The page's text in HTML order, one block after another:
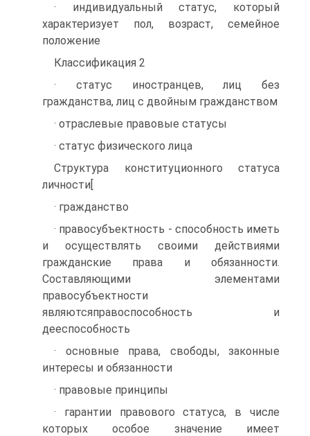
· индивидуальный статус, который
характеризует пол, возраст, семейное
положение
Классификация 2
· статус иностранцев, лиц без
гражданства, лиц с двойным гражданством
· отраслевые правовые статусы
· статус физического лица
Структура конституционного статуса
личности[
· гражданство
· правосубъектность - способность иметь
и осуществлять своими действиями
гражданские права и обязанности.
Составляющими элементами
правосубъектности
являютсяправоспособность и
дееспособность
· основные права, свободы, законные
интересы и обязанности
· правовые принципы
· гарантии правового статуса, в числе
которых особое значение имеет